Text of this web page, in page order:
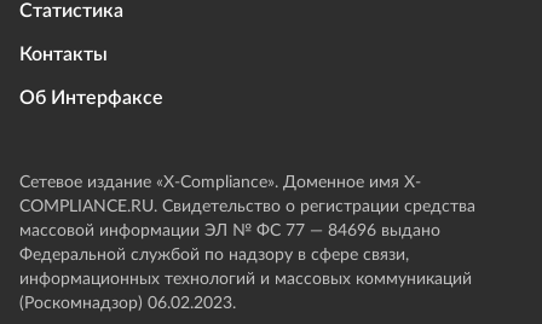
Статистика
Контакты
Об Интерфаксе
Сетевое издание «Х-Compliance». Доменное имя X-
COMPLIANCE.RU. Свидетельство о регистрации средства
массовой информации ЭЛ № ФС 77 — 84696 выдано
Федеральной службой по надзору в сфере связи,
информационных технологий и массовых коммуникаций
(Роскомнадзор) 06.02.2023.